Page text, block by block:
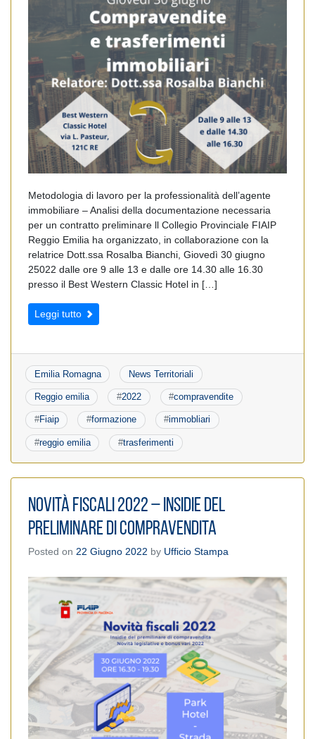
Metodologia di lavoro per la professionalità dell’agente
immobiliare – Analisi della documentazione necessaria
per un contratto preliminare ll Collegio Provinciale FIAIP
Reggio Emilia ha organizzato, in collaborazione con la
relatrice Dott.ssa Rosalba Bianchi, Giovedì 30 giugno
25022 dalle ore 9 alle 13 e dalle ore 14.30 alle 16.30
presso il Best Western Classic Hotel in […]
Leggi tutto
Emilia Romagna News Territoriali
Reggio emilia #2022 #compravendite
#Fiaip #formazione #immobliari
#reggio emilia #trasferimenti
Novità fiscali 2022 – Insidie del
preliminare di compravendita
Posted on 22 Giugno 2022 by Ufficio Stampa